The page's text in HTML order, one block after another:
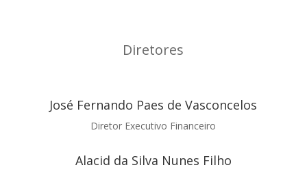
Diretores
José Fernando Paes de Vasconcelos
Diretor Executivo Financeiro
Alacid da Silva Nunes Filho